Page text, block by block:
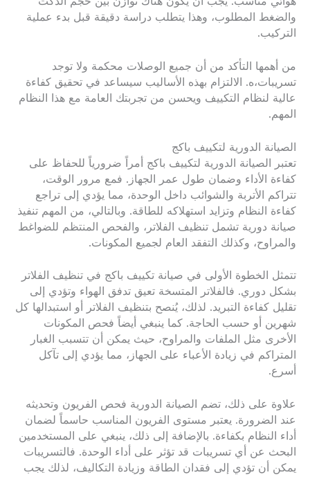
والضغط المطلوب، وهذا يتطلب دراسة دقيقة قبل بدء عملية
التركيب.
من أهمها التأكد من أن جميع الوصلات محكمة ولا توجد
تسريبات،ه. الالتزام بهذه الأساليب سيساعد في تحقيق كفاءة
عالية لنظام التكييف ويحسن من تجربتك العامة مع هذا النظام
المهم.
الصيانة الدورية لتكييف باكج
تعتبر الصيانة الدورية لتكييف باكج أمراً ضرورياً للحفاظ على
كفاءة الأداء وضمان طول عمر الجهاز. فمع مرور الوقت،
تتراكم الأتربة والشوائب داخل الوحدة، مما يؤدي إلى تراجع
كفاءة النظام وتزايد استهلاكه للطاقة. وبالتالي، من المهم تنفيذ
صيانة دورية تشمل تنظيف الفلاتر، والفحص المنتظم للضواغط
والمراوح، وكذلك التفقد العام لجميع المكونات.
تتمثل الخطوة الأولى في صيانة تكييف باكج في تنظيف الفلاتر
بشكل دوري. فالفلاتر المتسخة تعيق تدفق الهواء وتؤدي إلى
تقليل كفاءة التبريد. لذلك، يُنصح بتنظيف الفلاتر أو استبدالها كل
شهرين أو حسب الحاجة. كما ينبغي أيضاً فحص المكونات
الأخرى مثل الملفات والمراوح، حيث يمكن أن تتسبب الغبار
المتراكم في زيادة الأعباء على الجهاز، مما يؤدي إلى تآكل
أسرع.
علاوة على ذلك، تضم الصيانة الدورية فحص الفريون وتحديثه
عند الضرورة. يعتبر مستوى الفريون المناسب حاسماً لضمان
أداء النظام بكفاءة. بالإضافة إلى ذلك، ينبغي على المستخدمين
البحث عن أي تسريبات قد تؤثر على أداء الوحدة. فالتسريبات
يمكن أن تؤدي إلى فقدان الطاقة وزيادة التكاليف، لذلك يجب